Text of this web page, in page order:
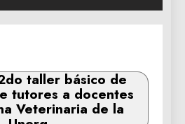
taller básico de
tutores a docentes
Veterinaria de la